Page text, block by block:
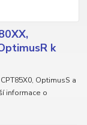
k
OptimusS a
informace o